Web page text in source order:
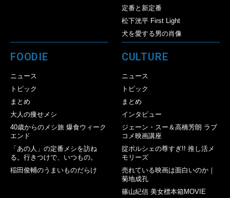
定番と新定番
松下洸平 First Light
犬を愛する男の肖像
FOODIE
ニュース
トピック
まとめ
大人の痩せメシ
40歳からのメシ旅 爆食ウィーク
エンド
「あの人」の定番メシを訪ね
る。行きつけで、いつもの。
稲田俊輔のうまいものだらけ
CULTURE
ニュース
トピック
まとめ
インタビュー
ジェーン・スー＆高橋芳朗 ラブ
コメ映画講座
掟ポルシェの尊すぎ!! 推し活メ
モリーズ
売れている映画は面白いのか｜
菊地成孔
篠山紀信 美女標本箱MOVIE